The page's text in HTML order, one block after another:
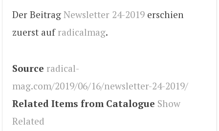
Der Beitrag Newsletter 24-2019 erschien
zuerst auf radicalmag.
Source radical-
mag.com/2019/06/16/newsletter-24-2019/
Related Items from Catalogue Show
Related